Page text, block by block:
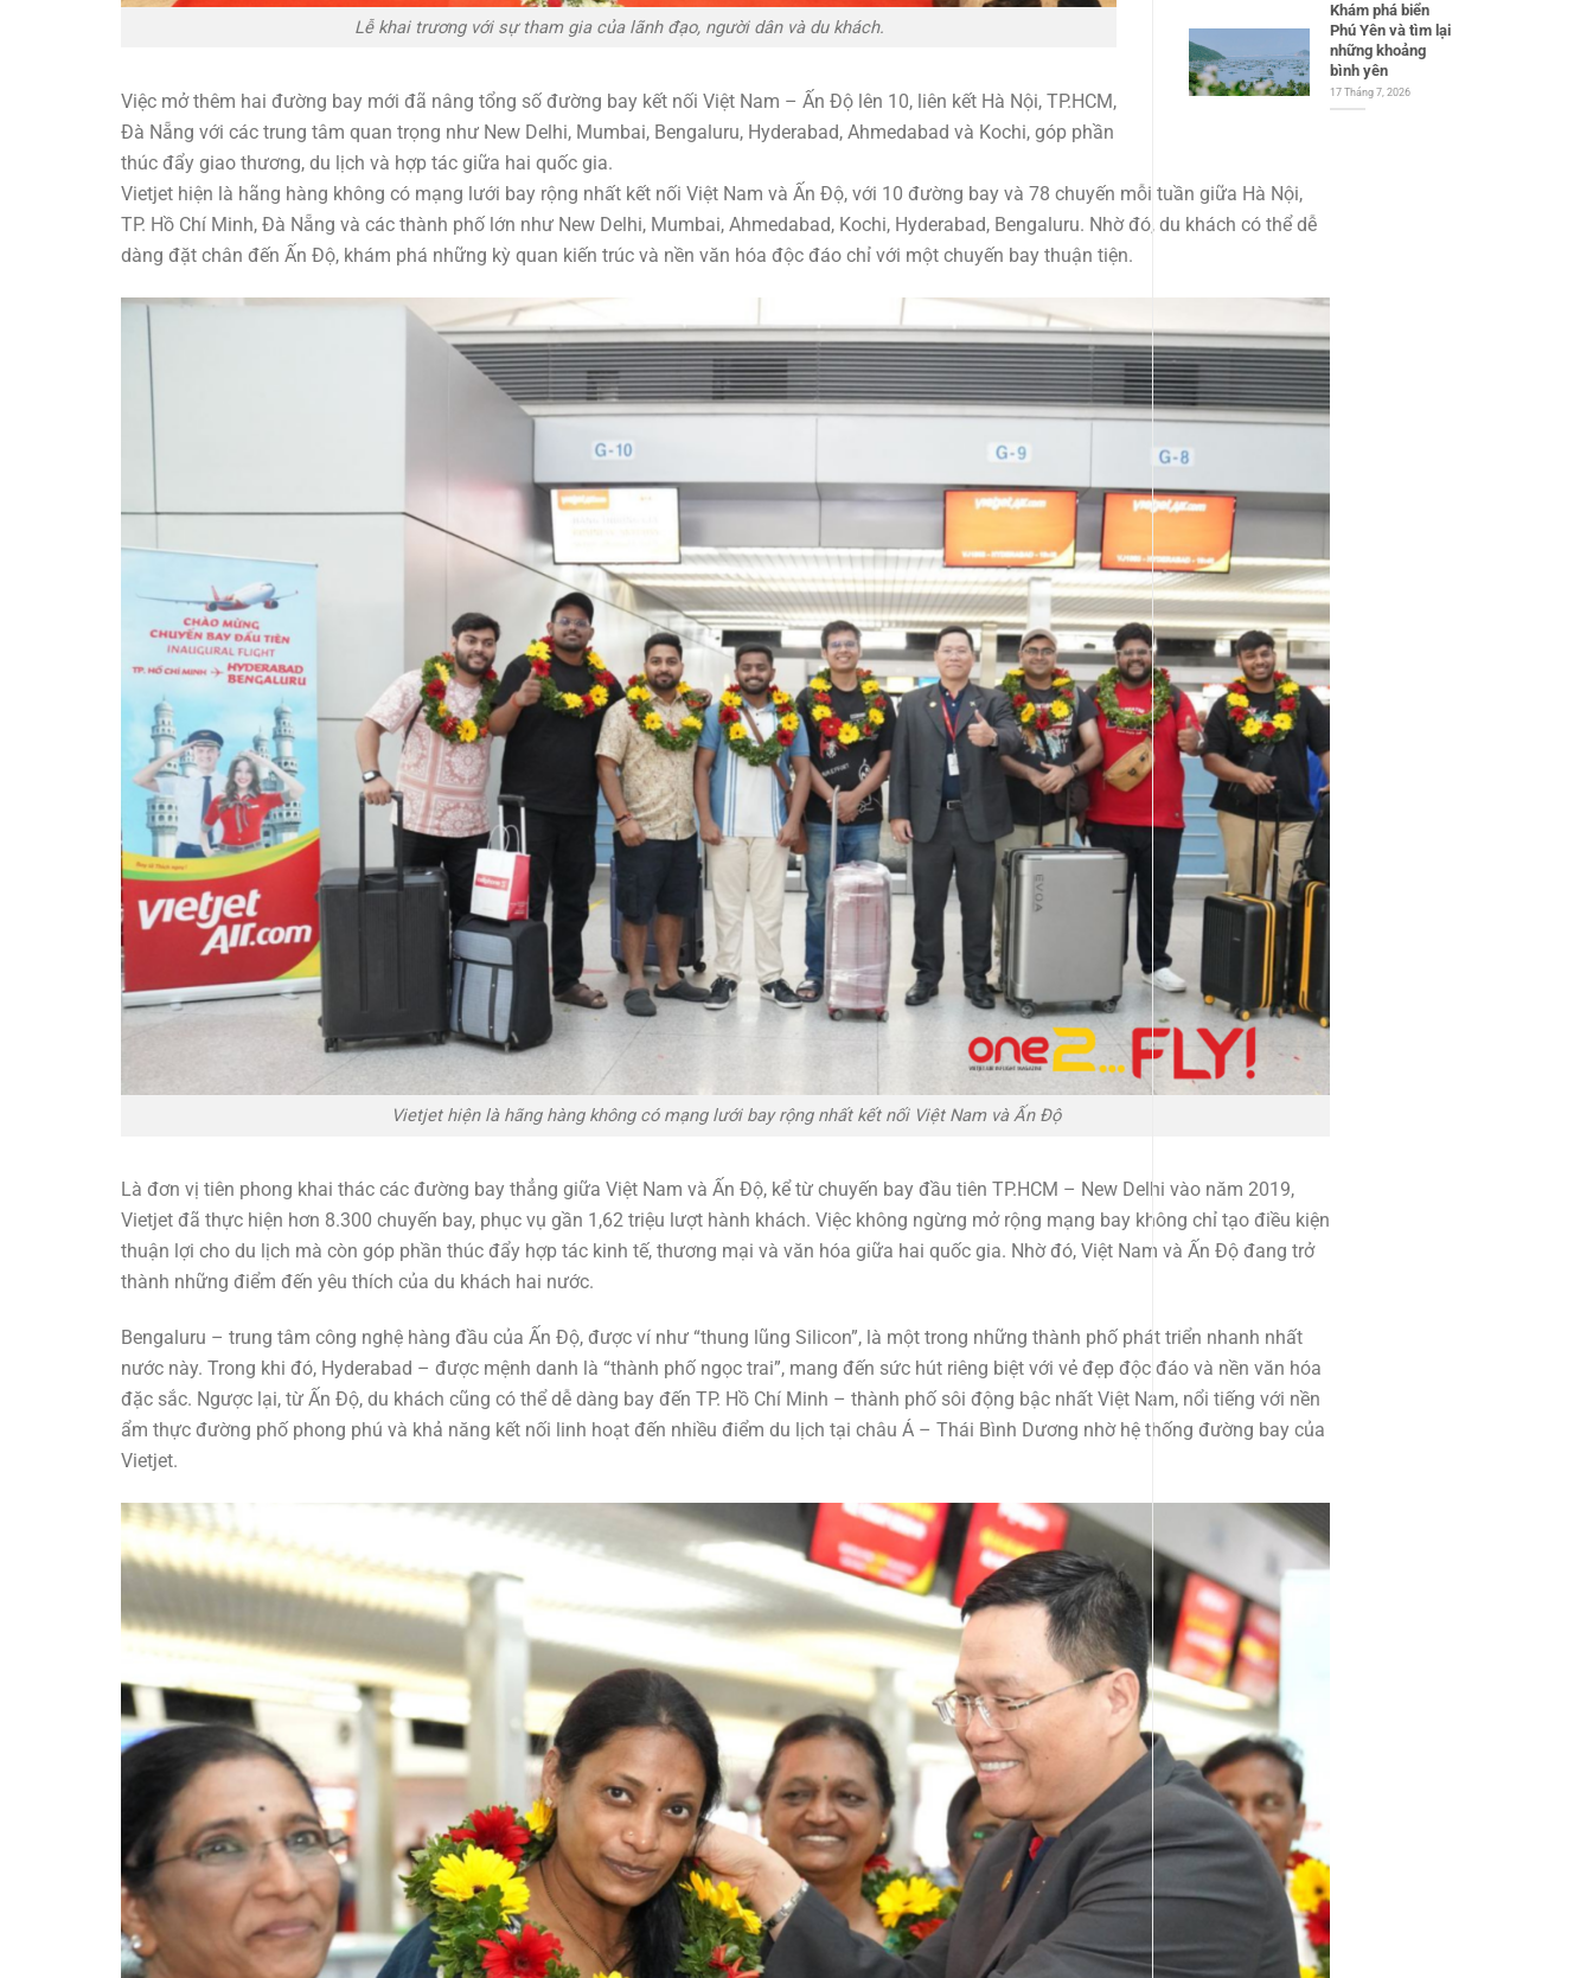
Lễ khai trương với sự tham gia của lãnh đạo, người dân và du khách.
Việc mở thêm hai đường bay mới đã nâng tổng số đường bay kết nối Việt Nam – Ấn Độ lên 10, liên kết Hà Nội, TP.HCM,
Đà Nẵng với các trung tâm quan trọng như New Delhi, Mumbai, Bengaluru, Hyderabad, Ahmedabad và Kochi, góp phần
thúc đẩy giao thương, du lịch và hợp tác giữa hai quốc gia.
Vietjet hiện là hãng hàng không có mạng lưới bay rộng nhất kết nối Việt Nam và Ấn Độ, với 10 đường bay và 78 chuyến mỗi tuần giữa Hà Nội,
TP. Hồ Chí Minh, Đà Nẵng và các thành phố lớn như New Delhi, Mumbai, Ahmedabad, Kochi, Hyderabad, Bengaluru. Nhờ đó, du khách có thể dễ
dàng đặt chân đến Ấn Độ, khám phá những kỳ quan kiến trúc và nền văn hóa độc đáo chỉ với một chuyến bay thuận tiện.
Vietjet hiện là hãng hàng không có mạng lưới bay rộng nhất kết nối Việt Nam và Ấn Độ
Là đơn vị tiên phong khai thác các đường bay thẳng giữa Việt Nam và Ấn Độ, kể từ chuyến bay đầu tiên TP.HCM – New Delhi vào năm 2019,
Vietjet đã thực hiện hơn 8.300 chuyến bay, phục vụ gần 1,62 triệu lượt hành khách. Việc không ngừng mở rộng mạng bay không chỉ tạo điều kiện
thuận lợi cho du lịch mà còn góp phần thúc đẩy hợp tác kinh tế, thương mại và văn hóa giữa hai quốc gia. Nhờ đó, Việt Nam và Ấn Độ đang trở
thành những điểm đến yêu thích của du khách hai nước.
Bengaluru – trung tâm công nghệ hàng đầu của Ấn Độ, được ví như “thung lũng Silicon”, là một trong những thành phố phát triển nhanh nhất
nước này. Trong khi đó, Hyderabad – được mệnh danh là “thành phố ngọc trai”, mang đến sức hút riêng biệt với vẻ đẹp độc đáo và nền văn hóa
đặc sắc. Ngược lại, từ Ấn Độ, du khách cũng có thể dễ dàng bay đến TP. Hồ Chí Minh – thành phố sôi động bậc nhất Việt Nam, nổi tiếng với nền
ẩm thực đường phố phong phú và khả năng kết nối linh hoạt đến nhiều điểm du lịch tại châu Á – Thái Bình Dương nhờ hệ thống đường bay của
Vietjet.
Khám phá biển
Phú Yên và tìm lại
những khoảng
bình yên
17 Tháng 7, 2026